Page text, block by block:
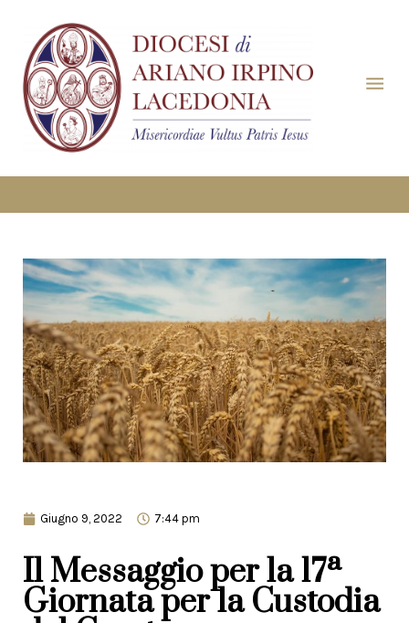
Giugno 9, 2022 7:44 pm
Il Messaggio per la 17ª
Giornata per la Custodia